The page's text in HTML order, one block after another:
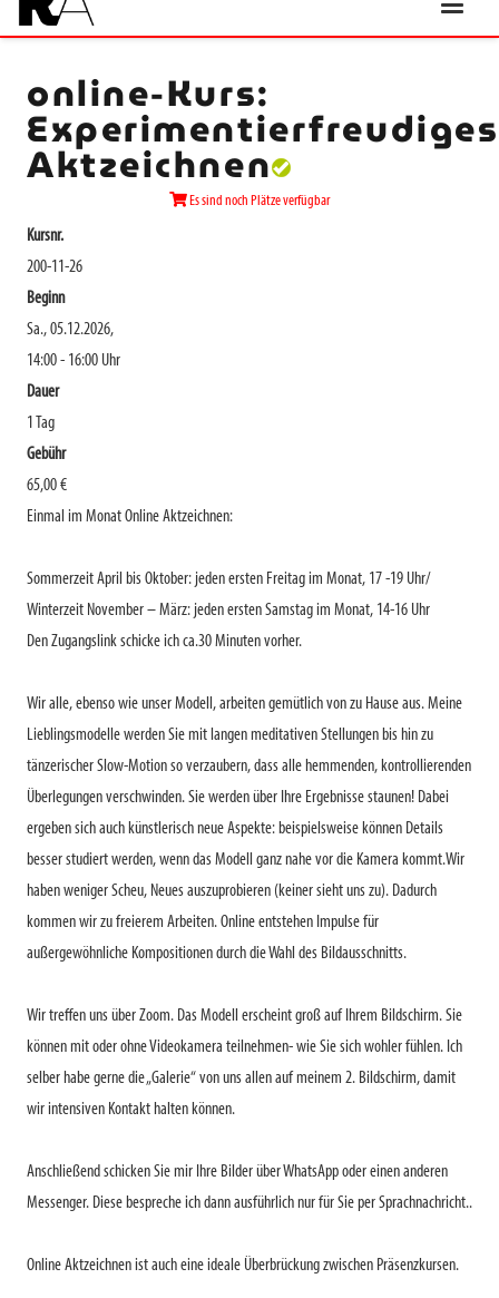
online-Kurs:
Experimentierfreudiges
Aktzeichnen
Es sind noch Plätze verfügbar
Kursnr.
200-11-26
Beginn
Sa., 05.12.2026,
14:00 - 16:00 Uhr
Dauer
1 Tag
Gebühr
65,00 €
Einmal im Monat Online Aktzeichnen:
Sommerzeit April bis Oktober: jeden ersten Freitag im Monat, 17 -19 Uhr/
Winterzeit November – März: jeden ersten Samstag im Monat, 14-16 Uhr
Den Zugangslink schicke ich ca.30 Minuten vorher.
Wir alle, ebenso wie unser Modell, arbeiten gemütlich von zu Hause aus. Meine
Lieblingsmodelle werden Sie mit langen meditativen Stellungen bis hin zu
tänzerischer Slow-Motion so verzaubern, dass alle hemmenden, kontrollierenden
Überlegungen verschwinden. Sie werden über Ihre Ergebnisse staunen! Dabei
ergeben sich auch künstlerisch neue Aspekte: beispielsweise können Details
besser studiert werden, wenn das Modell ganz nahe vor die Kamera kommt.Wir
haben weniger Scheu, Neues auszuprobieren (keiner sieht uns zu). Dadurch
kommen wir zu freierem Arbeiten. Online entstehen Impulse für
außergewöhnliche Kompositionen durch die Wahl des Bildausschnitts.
Wir treffen uns über Zoom. Das Modell erscheint groß auf Ihrem Bildschirm. Sie
können mit oder ohne Videokamera teilnehmen- wie Sie sich wohler fühlen. Ich
selber habe gerne die „Galerie“ von uns allen auf meinem 2. Bildschirm, damit
wir intensiven Kontakt halten können.
Anschließend schicken Sie mir Ihre Bilder über WhatsApp oder einen anderen
Messenger. Diese bespreche ich dann ausführlich nur für Sie per Sprachnachricht..
Online Aktzeichnen ist auch eine ideale Überbrückung zwischen Präsenzkursen.